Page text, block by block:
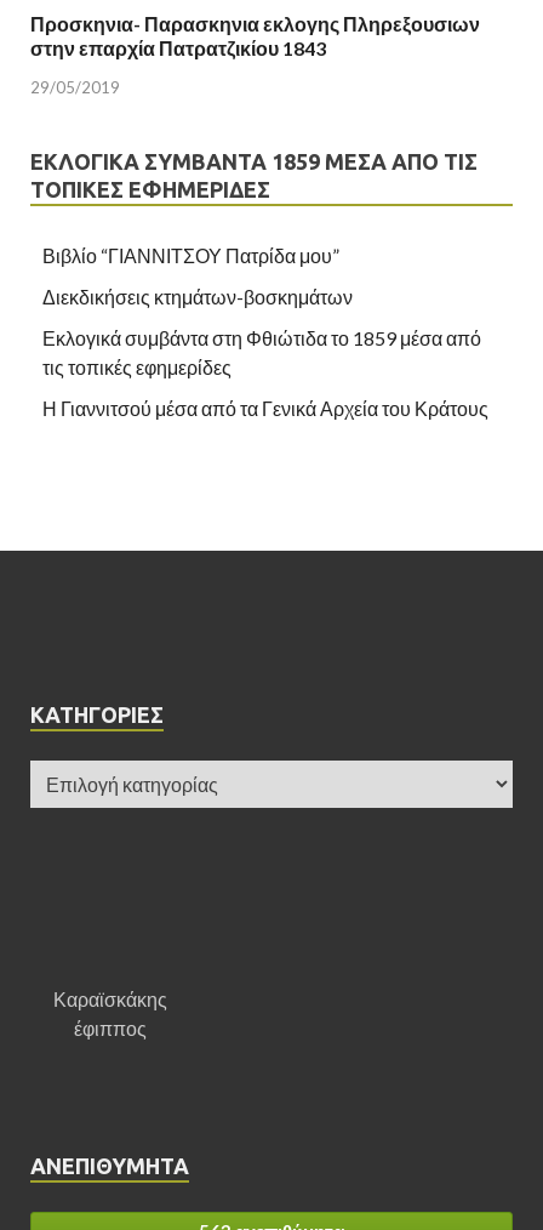
Προσκηνια- Παρασκηνια εκλογης Πληρεξουσιων
στην επαρχία Πατρατζικίου 1843
29/05/2019
ΕΚΛΟΓΙΚΆ ΣΥΜΒΆΝΤΑ 1859 ΜΈΣΑ ΑΠΌ ΤΙΣ
ΤΟΠΙΚΈΣ ΕΦΗΜΕΡΊΔΕΣ
Βιβλίο “ΓΙΑΝΝΙΤΣΟΥ Πατρίδα μου”
Διεκδικήσεις κτημάτων-βοσκημάτων
Εκλογικά συμβάντα στη Φθιώτιδα το 1859 μέσα από
τις τοπικές εφημερίδες
Η Γιαννιτσού μέσα από τα Γενικά Αρχεία του Κράτους
KΑΤΗΓΟΡΊΕΣ
Καραϊσκάκης
έφιππος
ΑΝΕΠΙΘΎΜΗΤΑ